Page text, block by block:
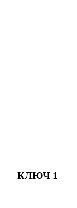
КЛЮЧ 1